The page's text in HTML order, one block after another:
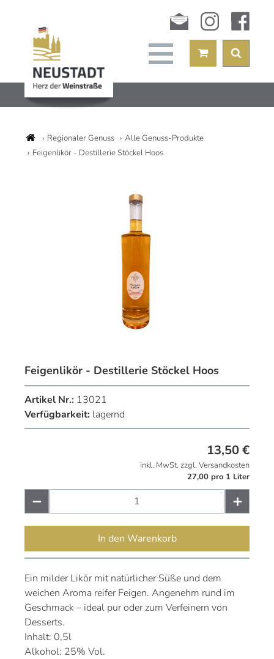
Newsletterinstagramfacebook
Regionaler Genuss
Alle Genuss-Produkte
Feigenlikör - Destillerie Stöckel Hoos
Feigenlikör - Destillerie Stöckel Hoos
Artikel Nr.: 13021
Verfügbarkeit: lagernd
13,50€
inkl. MwSt. zzgl. Versandkosten
27,00 pro 1 Liter
In den Warenkorb
Ein milder Likör mit natürlicher Süße und dem
weichen Aroma reifer Feigen. Angenehm rund im
Geschmack – ideal pur oder zum Verfeinern von
Desserts.
Inhalt: 0,5l
Alkohol: 25% Vol.